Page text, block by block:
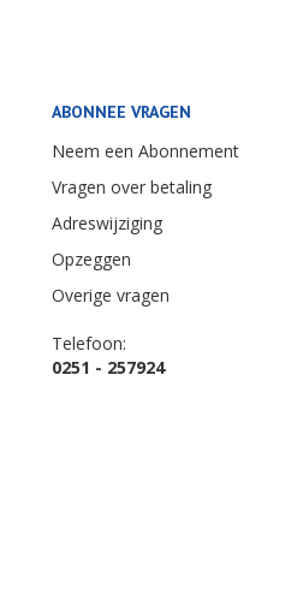
ABONNEE VRAGEN
Neem een Abonnement
Vragen over betaling
Adreswijziging
Opzeggen
Overige vragen
Telefoon:
0251 - 257924